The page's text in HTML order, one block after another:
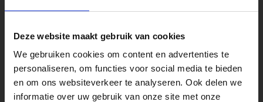
Deze website maakt gebruik van cookies
We gebruiken cookies om content en advertenties te
personaliseren, om functies voor social media te bieden
en om ons websiteverkeer te analyseren. Ook delen we
informatie over uw gebruik van onze site met onze
Souman is zeker met de tijd mee gegaan!
onze muziekwinkel van 2000m2 vlakbij
Zwolle. Laat u adviseren over een nieuwe
piano of test zelf één van de speelklare
gitaren.